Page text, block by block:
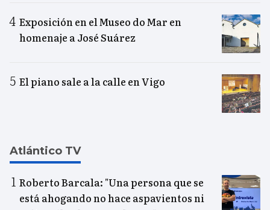
Exposición en el Museo do Mar en
homenaje a José Suárez
El piano sale a la calle en Vigo
Atlántico TV
Roberto Barcala: "Una persona que se
está ahogando no hace aspavientos ni